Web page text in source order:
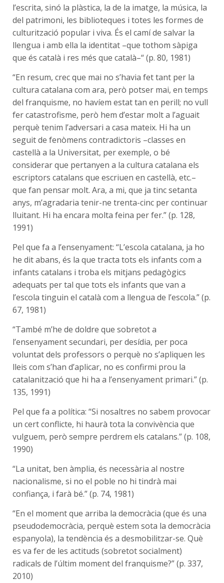
l’escrita, sinó la plàstica, la de la imatge, la música, la
del patrimoni, les biblioteques i totes les formes de
culturització popular i viva. És el camí de salvar la
llengua i amb ella la identitat –que tothom sàpiga
que és català i res més que català–“ (p. 80, 1981)
“En resum, crec que mai no s’havia fet tant per la
cultura catalana com ara, però potser mai, en temps
del franquisme, no havíem estat tan en perill; no vull
fer catastrofisme, però hem d’estar molt a l’aguait
perquè tenim l’adversari a casa mateix. Hi ha un
seguit de fenòmens contradictoris –classes en
castellà a la Universitat, per exemple, o bé
considerar que pertanyen a la cultura catalana els
escriptors catalans que escriuen en castellà, etc.–
que fan pensar molt. Ara, a mi, que ja tinc setanta
anys, m’agradaria tenir-ne trenta-cinc per continuar
lluitant. Hi ha encara molta feina per fer.” (p. 128,
1991)
Pel que fa a l’ensenyament: “L’escola catalana, ja ho
he dit abans, és la que tracta tots els infants com a
infants catalans i troba els mitjans pedagògics
adequats per tal que tots els infants que van a
l’escola tinguin el català com a llengua de l’escola.” (p.
67, 1981)
“També m’he de doldre que sobretot a
l’ensenyament secundari, per desídia, per poca
voluntat dels professors o perquè no s’apliquen les
lleis com s’han d’aplicar, no es confirmi prou la
catalanització que hi ha a l’ensenyament primari.” (p.
135, 1991)
Pel que fa a política: “Si nosaltres no sabem provocar
un cert conflicte, hi haurà tota la convivència que
vulguem, però sempre perdrem els catalans.” (p. 108,
1990)
“La unitat, ben àmplia, és necessària al nostre
nacionalisme, si no el poble no hi tindrà mai
confiança, i farà bé.” (p. 74, 1981)
“En el moment que arriba la democràcia (que és una
pseudodemocràcia, perquè estem sota la democràcia
espanyola), la tendència és a desmobilitzar-se. Què
es va fer de les actituds (sobretot socialment)
radicals de l’últim moment del franquisme?” (p. 337,
2010)